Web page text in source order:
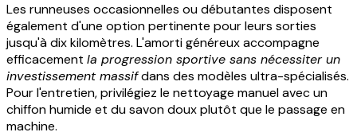
Les runneuses occasionnelles ou débutantes disposent
également d'une option pertinente pour leurs sorties
jusqu'à dix kilomètres. L'amorti généreux accompagne
efficacement la progression sportive sans nécessiter un
investissement massifdans des modèles ultra-spécialisés.
Pour l'entretien, privilégiez le nettoyage manuel avec un
chiffon humide et du savon doux plutôt que le passage en
machine.